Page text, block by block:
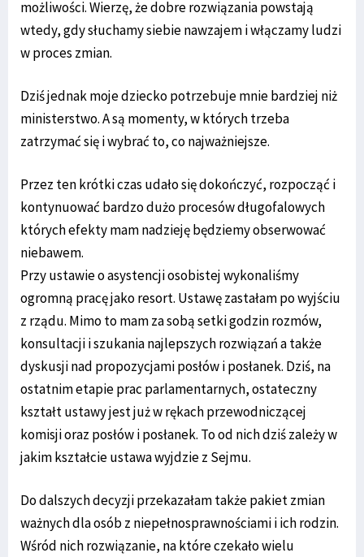
możliwości. Wierzę, że dobre rozwiązania powstają
wtedy, gdy słuchamy siebie nawzajem i włączamy ludzi
w proces zmian.
Dziś jednak moje dziecko potrzebuje mnie bardziej niż
ministerstwo. A są momenty, w których trzeba
zatrzymać się i wybrać to, co najważniejsze.
Przez ten krótki czas udało się dokończyć, rozpocząć i
kontynuować bardzo dużo procesów długofalowych
których efekty mam nadzieję będziemy obserwować
niebawem.
Przy ustawie o asystencji osobistej wykonaliśmy
ogromną pracę jako resort. Ustawę zastałam po wyjściu
z rządu. Mimo to mam za sobą setki godzin rozmów,
konsultacji i szukania najlepszych rozwiązań a także
dyskusji nad propozycjami posłów i posłanek. Dziś, na
ostatnim etapie prac parlamentarnych, ostateczny
kształt ustawy jest już w rękach przewodniczącej
komisji oraz posłów i posłanek. To od nich dziś zależy w
jakim kształcie ustawa wyjdzie z Sejmu.
Do dalszych decyzji przekazałam także pakiet zmian
ważnych dla osób z niepełnosprawnościami i ich rodzin.
Wśród nich rozwiązanie, na które czekało wielu